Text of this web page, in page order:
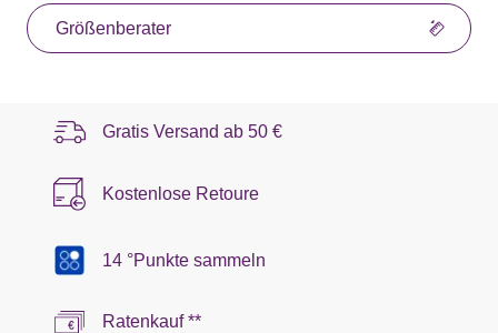
Größenberater
Gratis Versand ab 50 €
Kostenlose Retoure
14 °Punkte sammeln
Ratenkauf **